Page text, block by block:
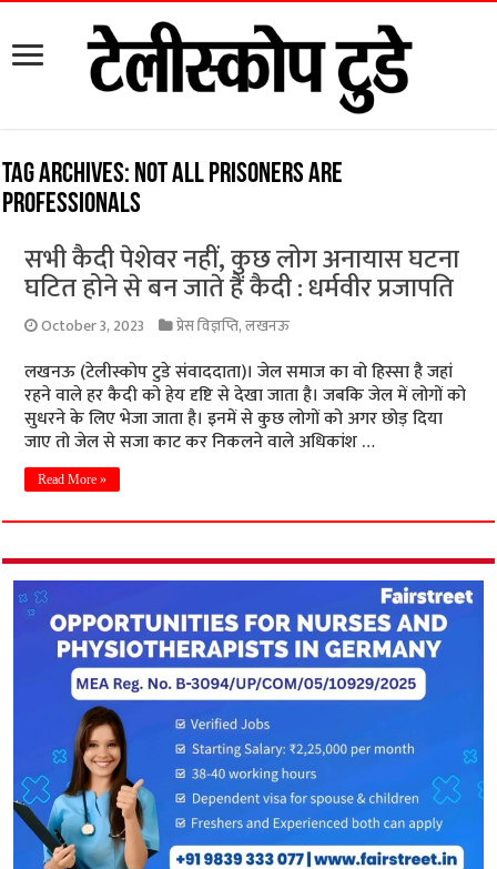
Tag Archives: Not all prisoners are
professionals
सभी कैदी पेशेवर नहीं, कुछ लोग अनायास घटना
घटित होने से बन जाते हैं कैदी : धर्मवीर प्रजापति
October 3, 2023 प्रेस विज्ञप्ति,लखनऊ
लखनऊ (टेलीस्कोप टुडे संवाददाता)। जेल समाज का वो हिस्सा है जहां
रहने वाले हर कैदी को हेय दृष्टि से देखा जाता है। जबकि जेल में लोगों को
सुधरने के लिए भेजा जाता है। इनमें से कुछ लोगों को अगर छोड़ दिया
जाए तो जेल से सजा काट कर निकलने वाले अधिकांश …
Read More »